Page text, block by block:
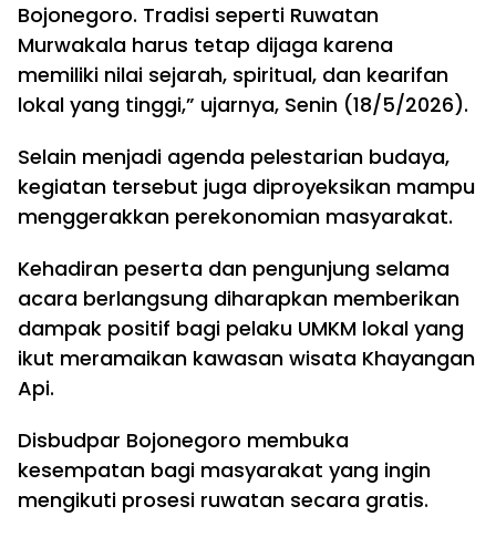
Bojonegoro. Tradisi seperti Ruwatan
Murwakala harus tetap dijaga karena
memiliki nilai sejarah, spiritual, dan kearifan
lokal yang tinggi,” ujarnya, Senin (18/5/2026).
Selain menjadi agenda pelestarian budaya,
kegiatan tersebut juga diproyeksikan mampu
menggerakkan perekonomian masyarakat.
Kehadiran peserta dan pengunjung selama
acara berlangsung diharapkan memberikan
dampak positif bagi pelaku UMKM lokal yang
ikut meramaikan kawasan wisata Khayangan
Api.
Disbudpar Bojonegoro membuka
kesempatan bagi masyarakat yang ingin
mengikuti prosesi ruwatan secara gratis.